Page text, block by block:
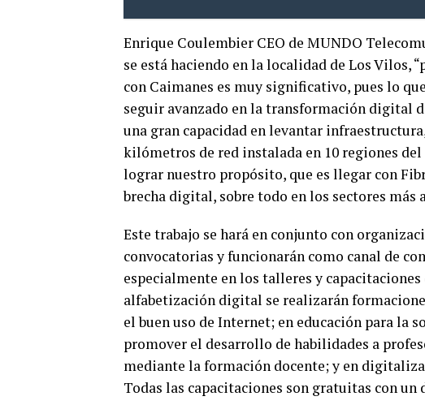
Enrique Coulembier CEO de MUNDO
se está haciendo en la localidad de Los Vilos,
con Caimanes es muy significativo, pues lo
seguir avanzado en la transformación digital
una gran capacidad en levantar
kilómetros de red instalada en 10 regiones
lograr nuestro propósito, que es llegar con
brecha digital, sobre todo en los sectores más
Este trabajo se hará en conjunto con
convocatorias y funcionarán como canal de
especialmente en los talleres y
alfabetización digital se realizarán
el buen uso de Internet; en educación para la
promover el desarrollo de habilidades a
mediante la formación docente; y en
Todas las capacitaciones son gratuitas con un